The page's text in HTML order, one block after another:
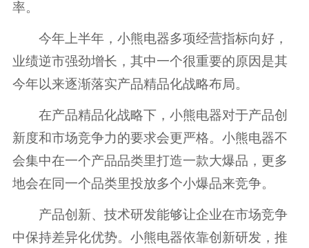
率。
今年上半年，小熊电器多项经营指标向好，
业绩逆市强劲增长，其中一个很重要的原因是其
今年以来逐渐落实产品精品化战略布局。
在产品精品化战略下，小熊电器对于产品创
新度和市场竞争力的要求会更严格。小熊电器不
会集中在一个产品品类里打造一款大爆品，更多
地会在同一个品类里投放多个小爆品来竞争。
产品创新、技术研发能够让企业在市场竞争
中保持差异化优势。小熊电器依靠创新研发，推